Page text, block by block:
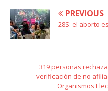
PREVIOUS
28S: el aborto
319 personas
verificación de no
Organismos